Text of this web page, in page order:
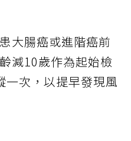
大腸癌或進階癌前
減10歲作為起始檢
一次，以提早發現風